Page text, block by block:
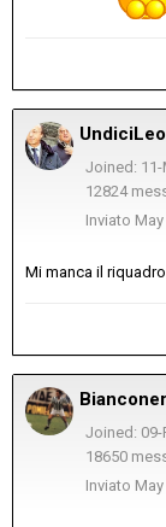
Joined: 11-
12824
Inviato
Mi manca il
Joined: 09-
18650
Inviato